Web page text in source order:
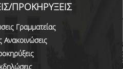
& ΧΡΗΣΙΜΟΙ
ΠΡΟΚΗΡΥΞΕΙΣ
Γραμματείας
Ανακοινώσεις